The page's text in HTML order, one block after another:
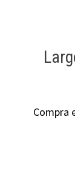
Compra